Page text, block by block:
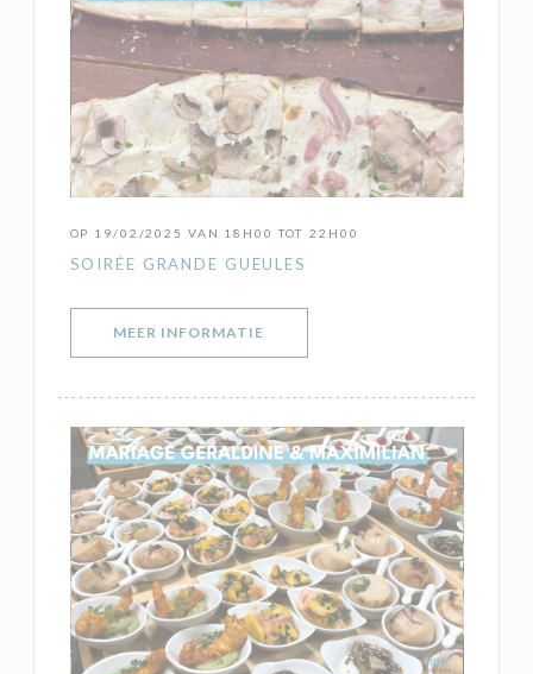
OP 19/02/2025 VAN 18H00 TOT 22H00
SOIRÉE GRANDE GUEULES
MEER INFORMATIE